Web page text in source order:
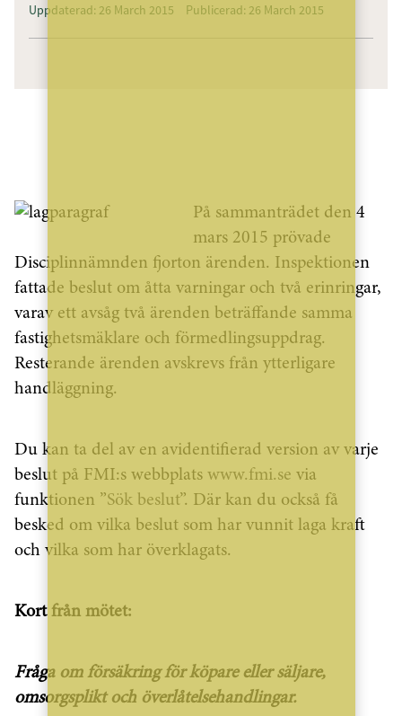
Uppdaterad: 26 March 2015 Publicerad: 26 March 2015
På sammanträdet den 4
mars 2015 prövade
Disciplinnämnden fjorton ärenden. Inspektionen
fattade beslut om åtta varningar och två erinringar,
varav ett avsåg två ärenden beträffande samma
fastighetsmäklare och förmedlingsuppdrag.
Resterande ärenden avskrevs från ytterligare
handläggning.
Du kan ta del av en avidentifierad version av varje
beslut på FMI:s webbplats www.fmi.se via
funktionen ”Sök beslut”. Där kan du också få
besked om vilka beslut som har vunnit laga kraft
och vilka som har överklagats.
Kort från mötet:
Fråga om försäkring för köpare eller säljare,
omsorgsplikt och överlåtelsehandlingar.